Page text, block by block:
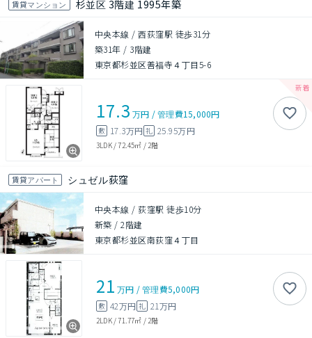
賃貸マンション 杉並区 3階建 1995年築
中央本線 / 西荻窪駅 徒歩31分
築31年 / 3階建
東京都杉並区善福寺４丁目5-6
17.3 万円 /管理費15,000円
敷 17.3万円 礼 25.95万円
3LDK/72.45㎡ / 2階
賃貸アパート シュゼル荻窪
中央本線 / 荻窪駅 徒歩10分
新築 /2階建
東京都杉並区南荻窪４丁目
21 万円 /管理費5,000円
敷 42万円 礼 21万円
2LDK/71.77㎡ / 2階